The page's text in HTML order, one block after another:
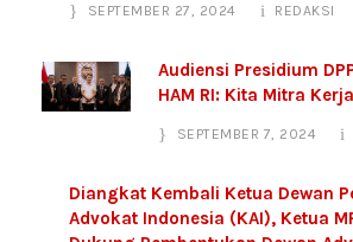
SEPTEMBER 27, 2024 REDAKSI
Audiensi Presidium
HAM RI: Kita Mitra
SEPTEMBER 7, 2024
Diangkat Kembali Ketua Dewan
Advokat Indonesia (KAI), Ketua